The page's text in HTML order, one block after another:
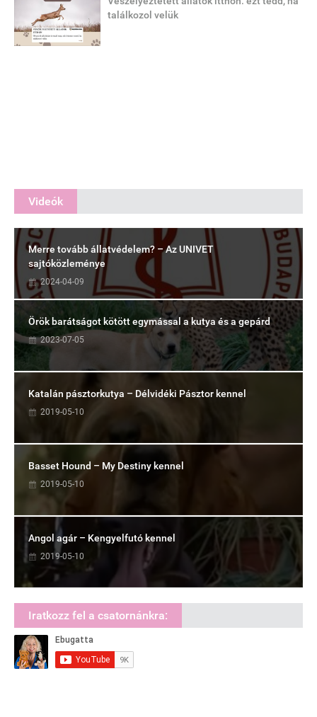
találkozol velük
Videók
Merre tovább állatvédelem? – Az UNIVET
sajtóközleménye
2024-04-09
Örök barátságot kötött egymással a kutya és a gepárd
2023-07-05
Katalán pásztorkutya – Délvidéki Pásztor kennel
2019-05-10
Basset Hound – My Destiny kennel
2019-05-10
Angol agár – Kengyelfutó kennel
2019-05-10
Iratkozz fel a csatornánkra: